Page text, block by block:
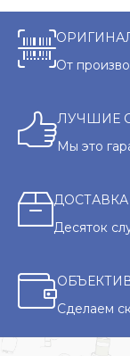
От
ЛУЧШИЕ
Мы это
ДОСТАВКА
Десяток
Сделаем